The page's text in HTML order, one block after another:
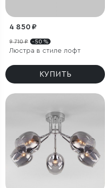
4 850 ₽
9 710 ₽ - 50 %
Люстра в стиле лофт
КУПИТЬ